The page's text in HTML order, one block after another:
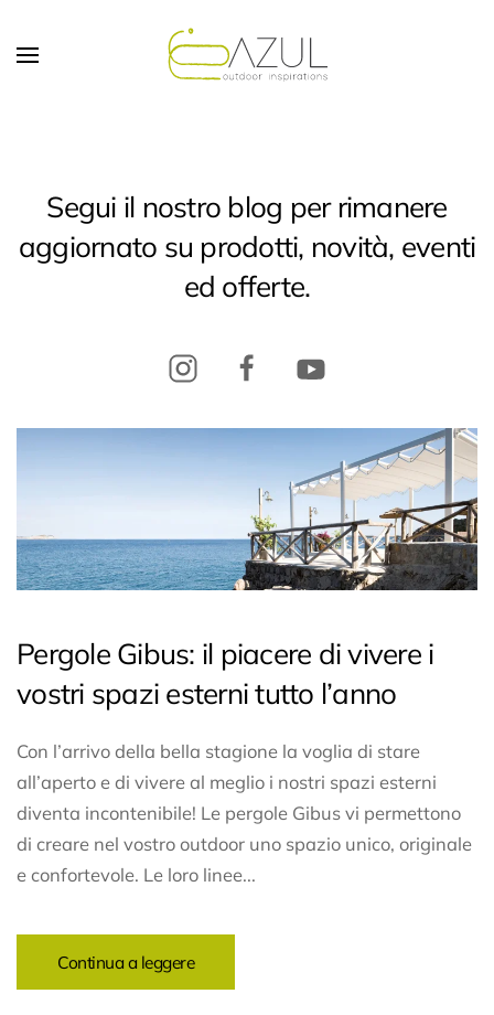
Skip to main content
Segui il nostro blog per rimanere
aggiornato su prodotti, novità, eventi
ed offerte.
Pergole Gibus: il piacere di vivere i
vostri spazi esterni tutto l’anno
Con l’arrivo della bella stagione la voglia di stare
all’aperto e di vivere al meglio i nostri spazi esterni
diventa incontenibile! Le pergole Gibus vi permettono
di creare nel vostro outdoor uno spazio unico, originale
e confortevole. Le loro linee...
Continua a leggere